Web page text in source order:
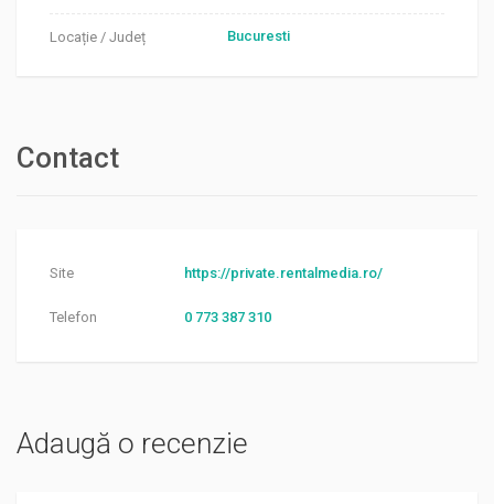
Locație / Județ Bucuresti
Contact
Site https://private.rentalmedia.ro/
Telefon 0 773 387 310
Adaugă o recenzie